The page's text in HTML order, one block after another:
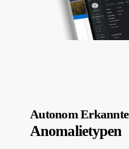
Autonom Erkannte
Anomalietypen